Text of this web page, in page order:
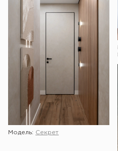
Модель: Секрет